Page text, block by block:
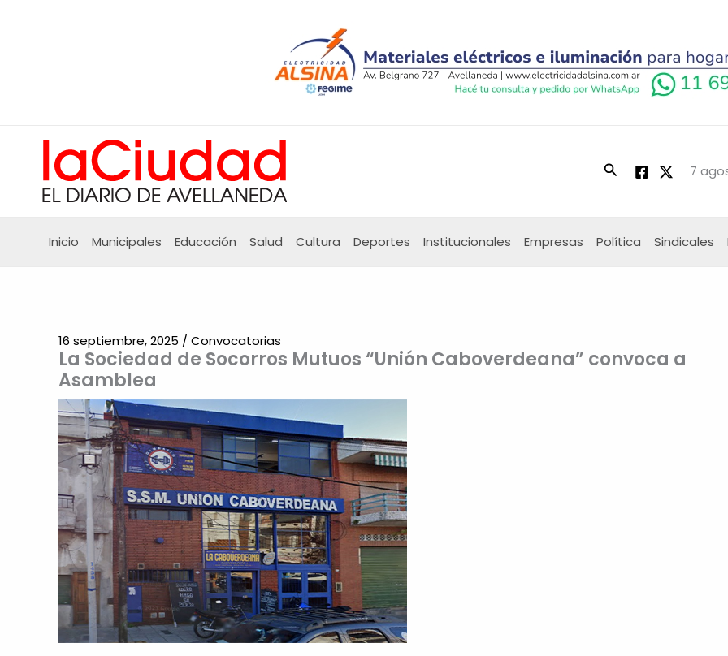
Buscar 7
Inicio Municipales Educación Salud Cultura Deportes Institucionales Empresas Política Sindicales
La Sociedad de Socorros Mutuos “Unión Caboverdeana” convoca a
Asamblea
16 septiembre, 2025 / Convocatorias